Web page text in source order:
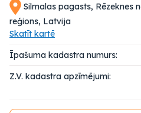
Silmalas pagasts, Rēzeknes
reģions, Latvija
Skatīt kartē
Īpašuma kadastra numurs:
Z.V. kadastra apzīmējumi: